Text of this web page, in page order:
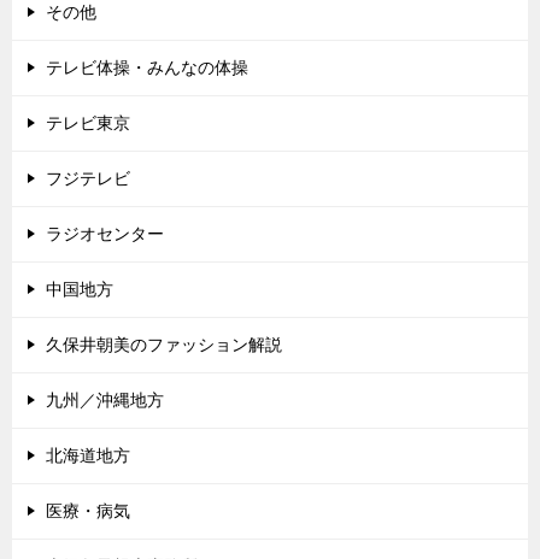
その他
テレビ体操・みんなの体操
テレビ東京
フジテレビ
ラジオセンター
中国地方
久保井朝美のファッション解説
九州／沖縄地方
北海道地方
医療・病気